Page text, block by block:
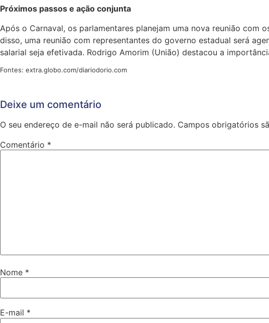
Próximos passos e ação conjunta
Após o Carnaval, os parlamentares planejam uma nova reunião
disso, uma reunião com representantes do governo estadual será
salarial seja efetivada. Rodrigo Amorim (União) destacou a
Fontes: extra.globo.com/diariodorio.com
Deixe um comentário
O seu endereço de e-mail não será publicado. Campos obrigatórios
Comentário *
Nome *
E-mail *